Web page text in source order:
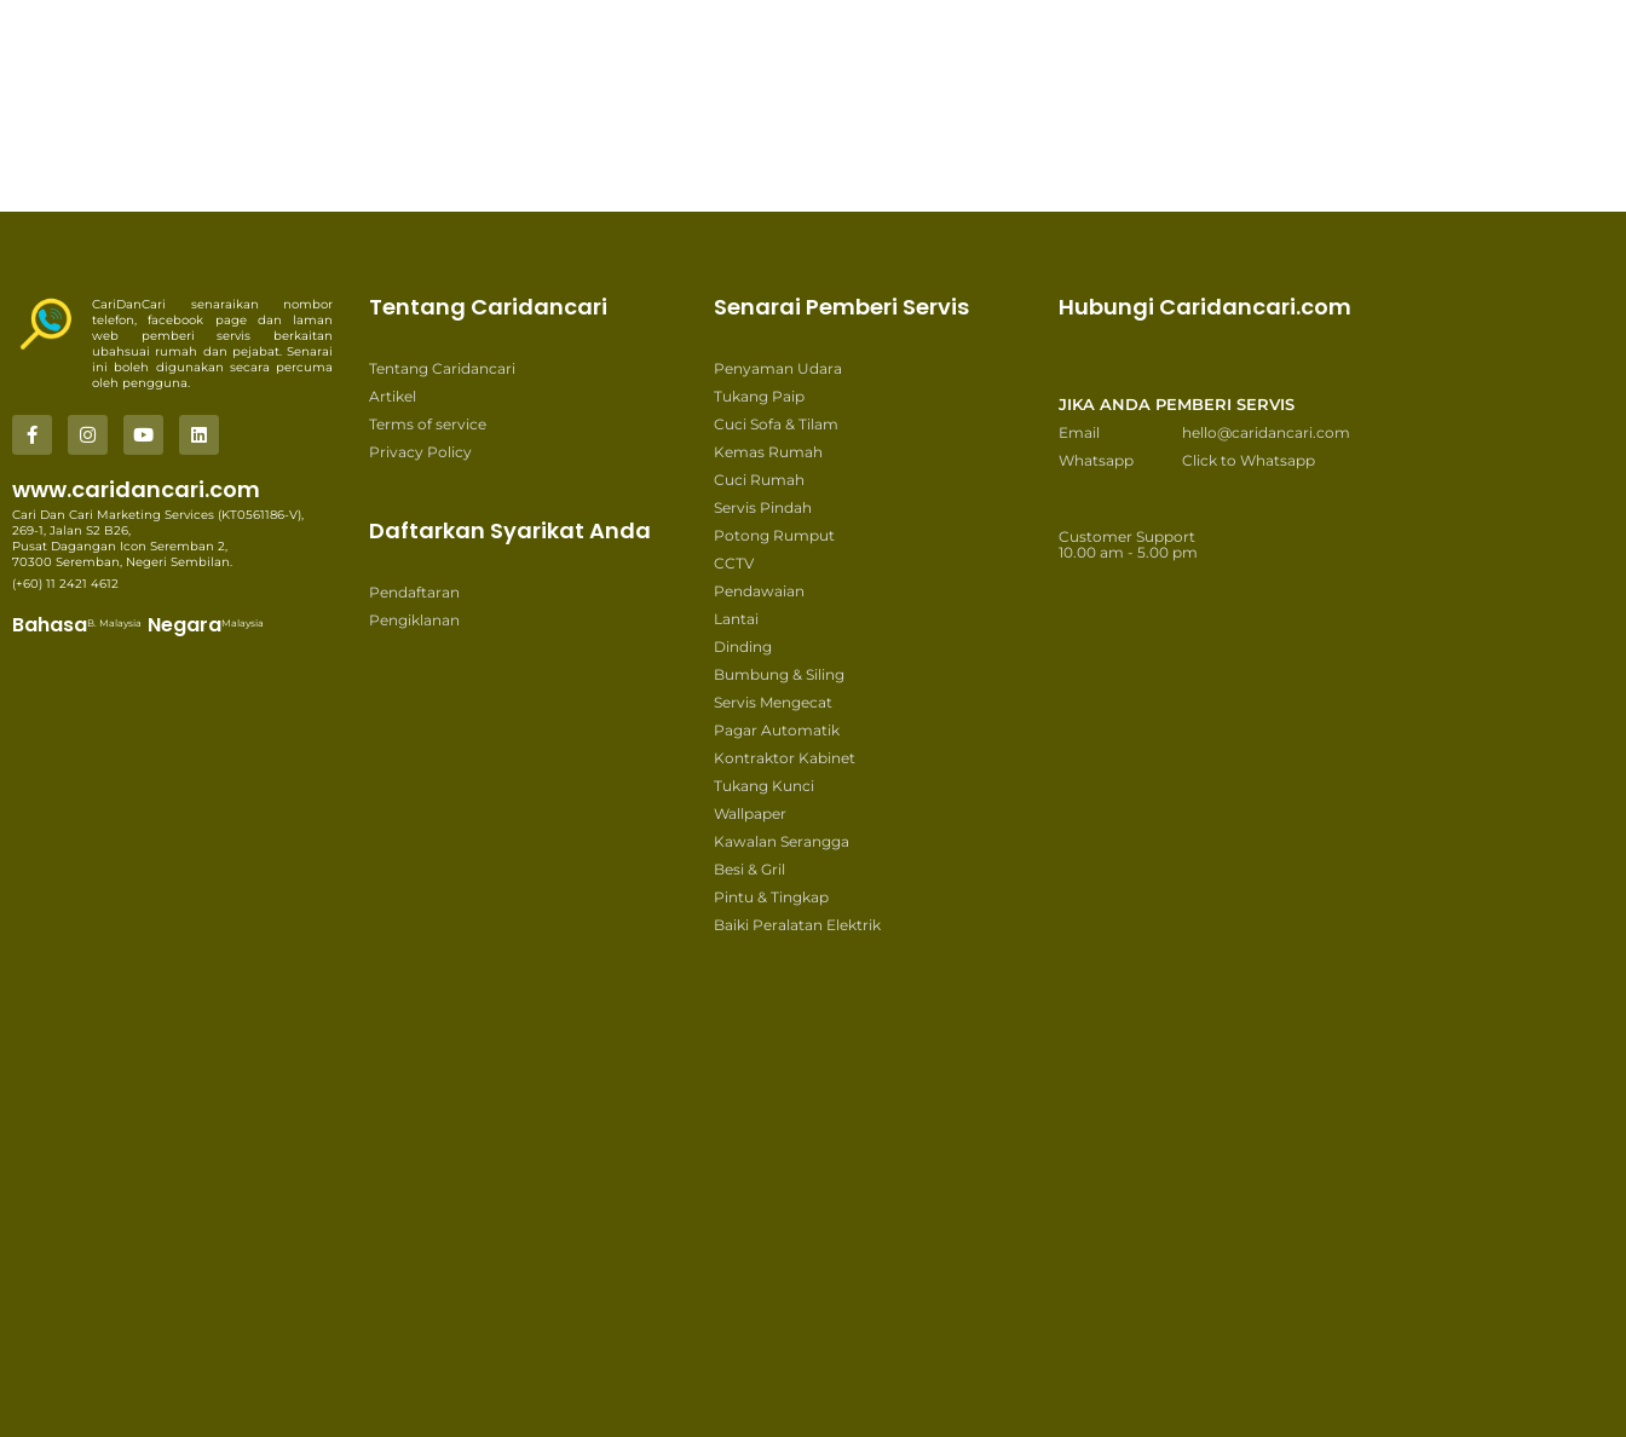
CariDanCari senaraikan nombor
telefon, facebook page dan laman
web pemberi servis berkaitan
ubahsuai rumah dan pejabat. Senarai
ini boleh digunakan secara percuma
oleh pengguna.
www.caridancari.com
Cari Dan Cari Marketing Services (KT0561186-V),
269-1, Jalan S2 B26,
Pusat Dagangan Icon Seremban 2,
70300 Seremban, Negeri Sembilan.
(+60) 11 2421 4612
BahasaB. Malaysia NegaraMalaysia
Tentang Caridancari
Tentang Caridancari
Artikel
Terms of service
Privacy Policy
Daftarkan Syarikat Anda
Pendaftaran
Pengiklanan
Senarai Pemberi Servis
Penyaman Udara
Tukang Paip
Cuci Sofa & Tilam
Kemas Rumah
Cuci Rumah
Servis Pindah
Potong Rumput
CCTV
Pendawaian
Lantai
Dinding
Bumbung & Siling
Servis Mengecat
Pagar Automatik
Kontraktor Kabinet
Tukang Kunci
Wallpaper
Kawalan Serangga
Besi & Gril
Pintu & Tingkap
Baiki Peralatan Elektrik
Hubungi Caridancari.com
JIKA ANDA PEMBERI SERVIS
Email
hello@caridancari.com
Whatsapp
Click to Whatsapp
Customer Support
10.00 am - 5.00 pm